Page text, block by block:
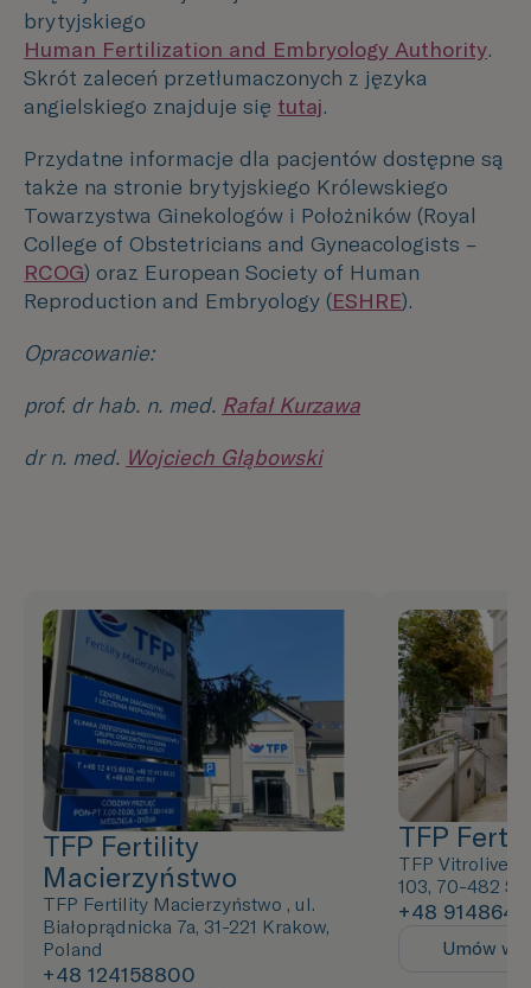
brytyjskiego
Human Fertilization and Embryology Authority.
Skrót zaleceń przetłumaczonych z języka
angielskiego znajduje się tutaj.
Przydatne informacje dla pacjentów dostępne są
także na stronie brytyjskiego Królewskiego
Towarzystwa Ginekologów i Położników (Royal
College of Obstetricians and Gyneacologists –
RCOG) oraz European Society of Human
Reproduction and Embryology (ESHRE).
Opracowanie:
prof. dr hab. n. med. Rafał Kurzawa
dr n. med. Wojciech Głąbowski
TFP Fertility
Macierzyństwo
TFP Fertility Macierzyństwo , ul.
Białoprądnicka 7a, 31-221 Krakow,
Poland
+48 124158800
TFP
TFP Vitrolive ,
103, 70-482
+48
Umów